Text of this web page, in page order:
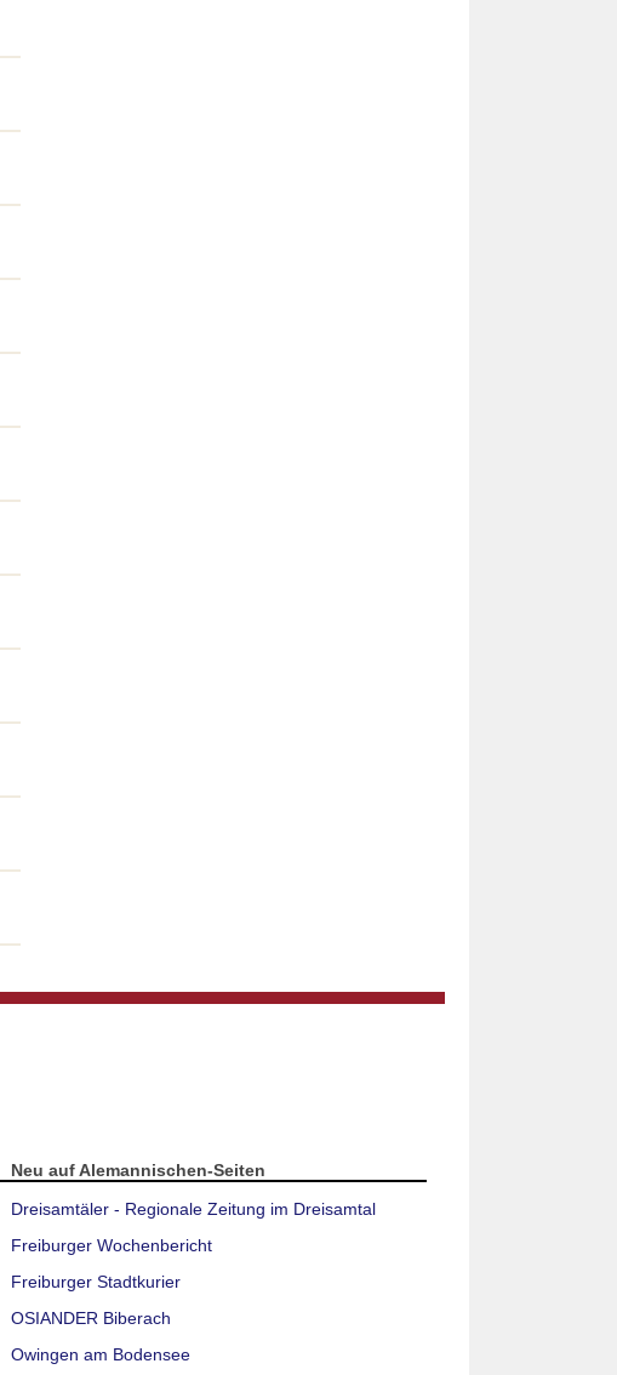
Neu auf Alemannischen-Seiten
Dreisamtäler - Regionale Zeitung im Dreisamtal
Freiburger Wochenbericht
Freiburger Stadtkurier
OSIANDER Biberach
Owingen am Bodensee